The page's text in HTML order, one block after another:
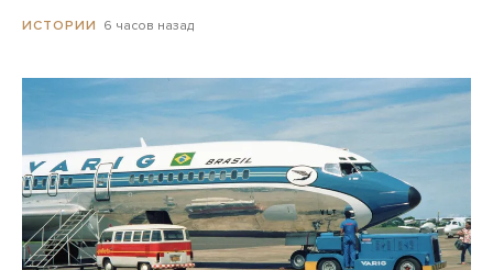
ИСТОРИИ 6 часов назад